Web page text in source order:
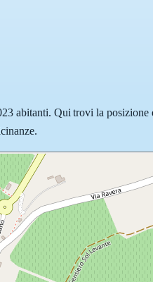
Qui trovi la posizione